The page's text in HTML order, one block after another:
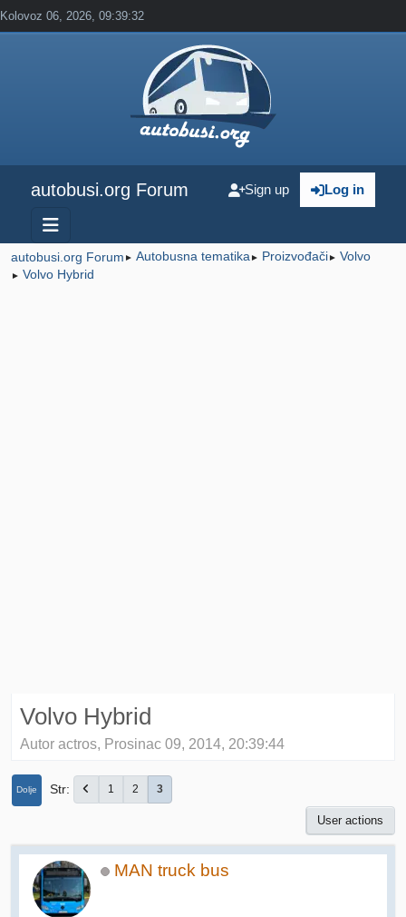
Kolovoz 06, 2026, 09:39:32
autobusi.org Forum Log in
Sign up
autobusi.org Forum ► Autobusna tematika ► Proizvođači► Volvo
► Volvo Hybrid
Volvo Hybrid
Autor actros, Prosinac 09, 2014, 20:39:44
Dolje Str 1 2 3
User actions
MAN truck bus